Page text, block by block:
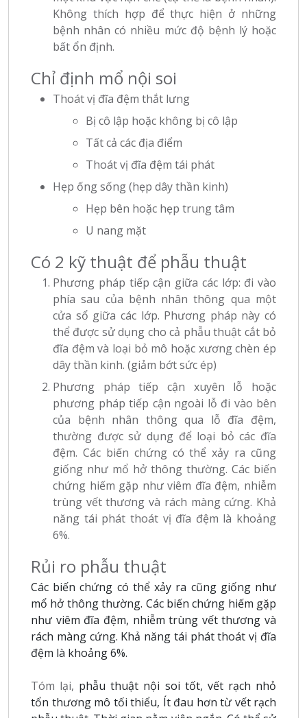
Không thích hợp để thực hiện ở những
bệnh nhân có nhiều mức độ bệnh lý hoặc
bất ổn định.
Chỉ định mổ nội soi
Thoát vị đĩa đệm thắt lưng
Bị cô lập hoặc không bị cô lập
Tất cả các địa điểm
Thoát vị đĩa đệm tái phát
Hẹp ống sống (hẹp dây thần kinh)
Hẹp bên hoặc hẹp trung tâm
U nang mặt
Có 2 kỹ thuật để phẫu thuật
Phương pháp tiếp cận giữa các lớp: đi vào
phía sau của bệnh nhân thông qua một
cửa sổ giữa các lớp. Phương pháp này có
thể được sử dụng cho cả phẫu thuật cắt bỏ
đĩa đệm và loại bỏ mô hoặc xương chèn ép
dây thần kinh. (giảm bớt sức ép)
Phương pháp tiếp cận xuyên lỗ hoặc
phương pháp tiếp cận ngoài lỗ đi vào bên
của bệnh nhân thông qua lỗ đĩa đệm,
thường được sử dụng để loại bỏ các đĩa
đệm. Các biến chứng có thể xảy ra cũng
giống như mổ hở thông thường. Các biến
chứng hiếm gặp như viêm đĩa đệm, nhiễm
trùng vết thương và rách màng cứng. Khả
năng tái phát thoát vị đĩa đệm là khoảng
6%.
Rủi ro phẫu thuật
Các biến chứng có thể xảy ra cũng giống như
mổ hở thông thường. Các biến chứng hiếm gặp
như viêm đĩa đệm, nhiễm trùng vết thương và
rách màng cứng. Khả năng tái phát thoát vị đĩa
đệm là khoảng 6%.
Tóm lại, phẫu thuật nội soi tốt, vết rạch nhỏ
tổn thương mô tối thiểu, Ít đau hơn từ vết rạch